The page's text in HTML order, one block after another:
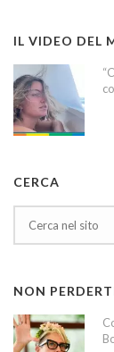
IL VIDEO DEL
CERCA
NON